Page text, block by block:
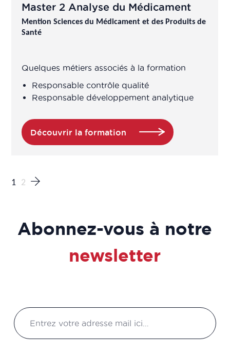
Consultant en conseil et études
Coordinateur d’études cliniques
pharmacocinétiques
LE BIO-MÉDICAL
Master 2 Analyse du Médicament
Mention Sciences du Médicament et des Produits de
Santé
Quelques métiers associés à la formation
Responsable contrôle qualité
Responsable développement analytique
Découvrir la formation
1 2
Abonnez-vous à notre
newsletter